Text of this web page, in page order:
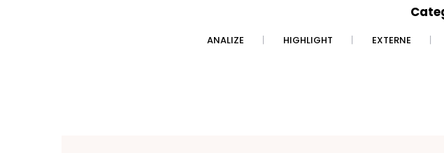
ANALIZE HIGHLIGHT EXTERNE